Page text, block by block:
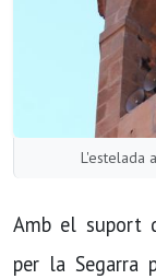
L'estelada
Amb el suport
per la Segarra